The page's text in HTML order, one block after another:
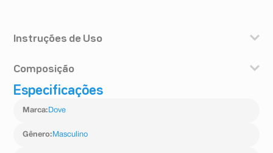
Instruções de Uso
aplique um jato de dois segundos em cada uma.
Dove Men+Care e conheça um novo jeito de se cuidar.
masculina, em que o cuidado com o bem-estar do seu
Cruelty-Free pela PETA, sendo assim, você pode confiar
Composição
butane, isobutane, propane, cyclomethicone, ppg-14
disteardimonium hectorite, octyldodecanol, helianthus
dimethiconol, alpha-isomethyl ionone, benzyl alcohol,
Especificações
Marca: Dove
Gênero: Masculino